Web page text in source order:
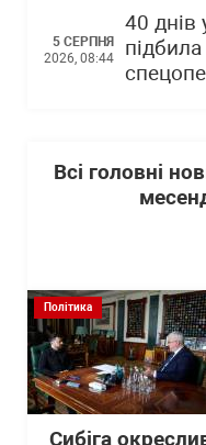
5 СЕРПНЯ
2026, 08:44
40 днів
Всі головні
Політика
Сибіга